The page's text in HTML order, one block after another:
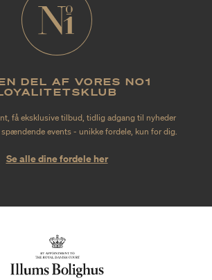
DEL AF VORES NO1
få eksklusive tilbud, tidlig adgang til nyheder
events - unikke fordele, kun for dig.
Se alle dine fordele her